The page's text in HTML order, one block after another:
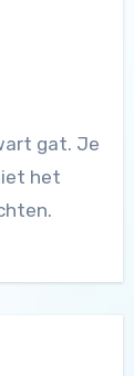
gat. Je
het